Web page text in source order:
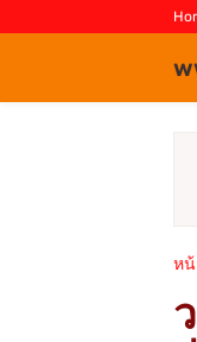
หน้